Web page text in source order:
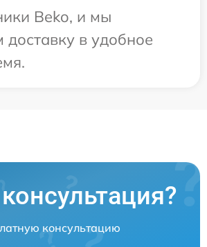
Beko, и мы
доставку в удобное
консультацию